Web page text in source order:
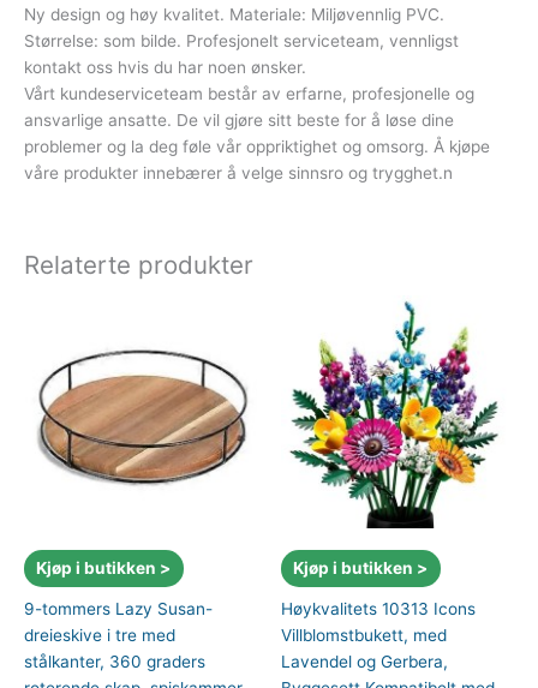
Ny design og høy kvalitet. Materiale: Miljøvennlig PVC.
Størrelse: som bilde. Profesjonelt serviceteam, vennligst
kontakt oss hvis du har noen ønsker.
Vårt kundeserviceteam består av erfarne, profesjonelle og
ansvarlige ansatte. De vil gjøre sitt beste for å løse dine
problemer og la deg føle vår oppriktighet og omsorg. Å kjøpe
våre produkter innebærer å velge sinnsro og trygghet.n
Relaterte produkter
Kjøp i butikken >
9-tommers Lazy Susan-
dreieskive i tre med
stålkanter, 360 graders
Kjøp i butikken >
Høykvalitets 10313 Icons
Villblomstbukett, med
Lavendel og Gerbera,